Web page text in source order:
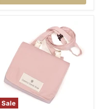
Sale